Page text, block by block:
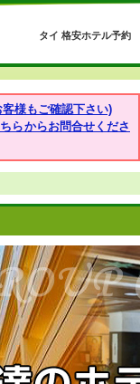
タイ 格安ホテル予約
様もご確認下さい)
らからお問合せくださ